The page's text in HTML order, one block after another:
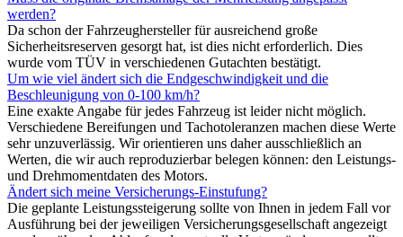
werden?
Da schon der Fahrzeughersteller für ausreichend große
Sicherheitsreserven gesorgt hat, ist dies nicht erforderlich. Dies
wurde vom TÜV in verschiedenen Gutachten bestätigt.
Um wie viel ändert sich die Endgeschwindigkeit und die
Beschleunigung von 0-100 km/h?
Eine exakte Angabe für jedes Fahrzeug ist leider nicht möglich.
Verschiedene Bereifungen und Tachotoleranzen machen diese Werte
sehr unzuverlässig. Wir orientieren uns daher ausschließlich an
Werten, die wir auch reproduzierbar belegen können: den Leistungs-
und Drehmomentdaten des Motors.
Ändert sich meine Versicherungs-Einstufung?
Die geplante Leistungssteigerung sollte von Ihnen in jedem Fall vor
Ausführung bei der jeweiligen Versicherungsgesellschaft angezeigt